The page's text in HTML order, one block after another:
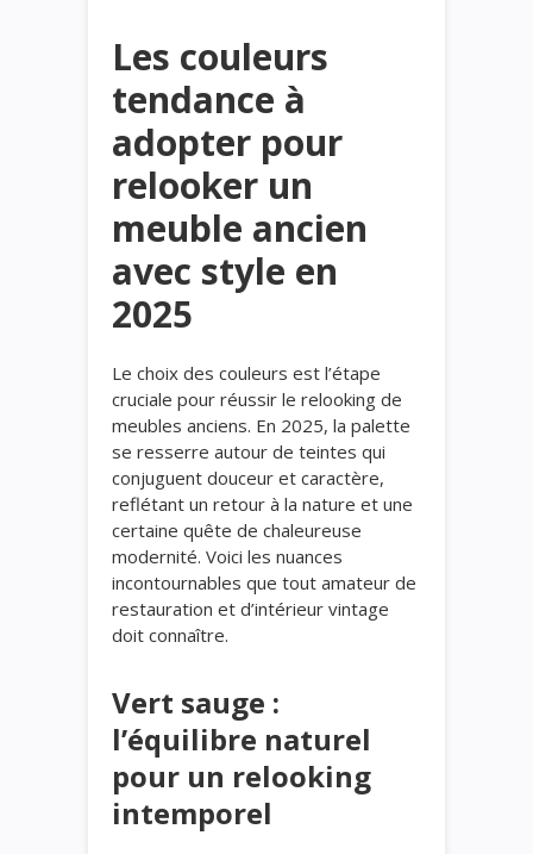
Les couleurs
tendance à
adopter pour
relooker un
meuble ancien
avec style en
2025
Le choix des couleurs est l’étape
cruciale pour réussir le relooking de
meubles anciens. En 2025, la palette
se resserre autour de teintes qui
conjuguent douceur et caractère,
reflétant un retour à la nature et une
certaine quête de chaleureuse
modernité. Voici les nuances
incontournables que tout amateur de
restauration et d’intérieur vintage
doit connaître.
Vert sauge :
l’équilibre naturel
pour un relooking
intemporel